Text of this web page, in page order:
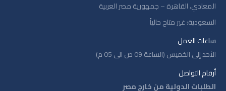
المعادي، القاهرة – جمهورية مصر العربية
السعودية: غير متاح حالياً
ساعات العمل
الأحد إلى الخميس (الساعة 09 ص الى 05 م)
أرقام التواصل
الطلبات الدولية من خارج مصر